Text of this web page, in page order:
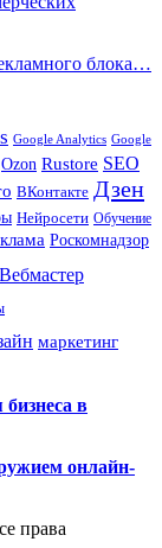
блока…
Google Analytics Google
Ozon Rustore SEO
ВКонтакте Дзен
Нейросети Обучение
Роскомнадзор
маркетинг
в
онлайн-
права